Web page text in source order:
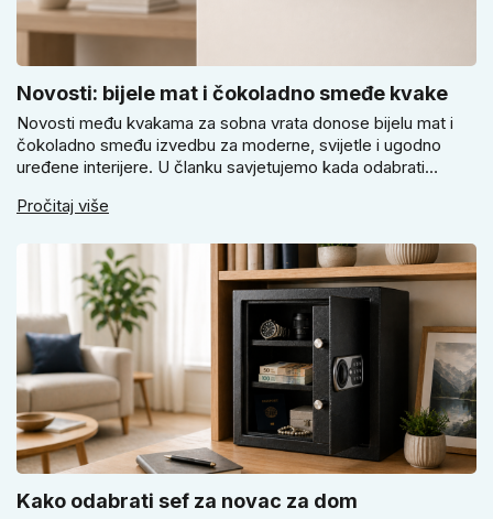
Novosti: bijele mat i čokoladno smeđe kvake
Novosti među kvakama za sobna vrata donose bijelu mat i
čokoladno smeđu izvedbu za moderne, svijetle i ugodno
uređene interijere. U članku savjetujemo kada odabrati
i kako birati između okrugle i kvadratne rozete prema stilu
Pročitaj više
Kako odabrati sef za novac za dom